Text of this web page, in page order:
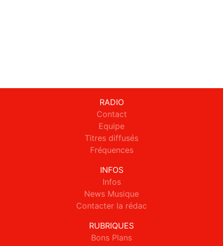
RADIO
Contact
Equipe
Titres diffusés
Fréquences
INFOS
Infos
News Musique
Contacter la rédac
RUBRIQUES
Bons Plans